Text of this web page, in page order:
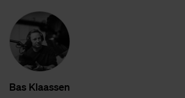
Bas Klaas­sen